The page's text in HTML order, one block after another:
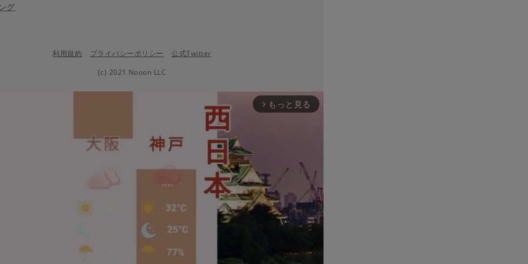
グ
利用規約 プライバシーポリシー
公式Twitter
(c) 2021 Nooon LLC
arrow_forward_ios もっと見る